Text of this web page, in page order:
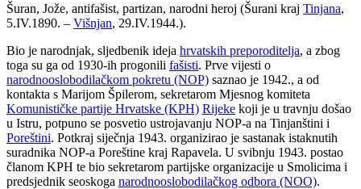
Šuran, Jože, antifašist, partizan, narodni heroj (Šurani kraj Tinjana,
5.IV.1890. – Višnjan, 29.IV.1944.).
Bio je narodnjak, sljedbenik ideja hrvatskih preporoditelja, a zbog
toga su ga od 1930-ih progonili fašisti. Prve vijesti o
narodnooslobodilačkom pokretu (NOP) saznao je 1942., a od
kontakta s Marijom Špilerom, sekretarom Mjesnog komiteta
Komunističke partije Hrvatske (KPH) Rijeke koji je u travnju došao
u Istru, potpuno se posvetio ustrojavanju NOP-a na Tinjanštini i
Poreštini. Potkraj siječnja 1943. organizirao je sastanak istaknutih
suradnika NOP-a Poreštine kraj Rapavela. U svibnju 1943. postao
članom KPH te bio sekretarom partijske organizacije u Smolicima i
predsjednik seoskoga narodnooslobodilačkog odbora (NOO).